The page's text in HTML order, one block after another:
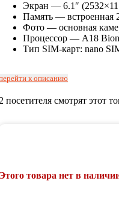
Экран — 6.1″
Память — встроенная
Фото — основная
Процессор — A18
Тип SIM-карт: nano
к описанию
посетителя смотрят этот
товара нет в